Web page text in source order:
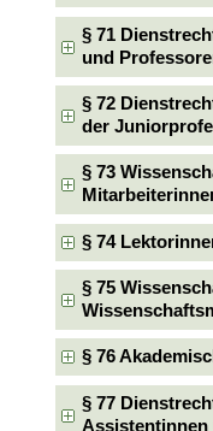
§ 71
und
§ 72
der
§ 73
§ 74
§ 75
§ 76
§ 77
Assistentinnen